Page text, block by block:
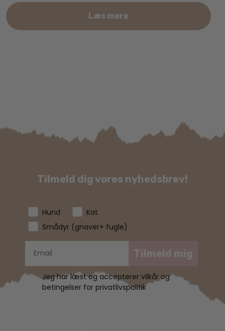
Læs mere
Tilmeld dig vores nyhedsbrev!
Hund
Kat
Smådyr (gnaver+ fugle)
Tilmeld mig
Jeg har læst og accepterer vilkår og
betingelser for privatlivspolitik